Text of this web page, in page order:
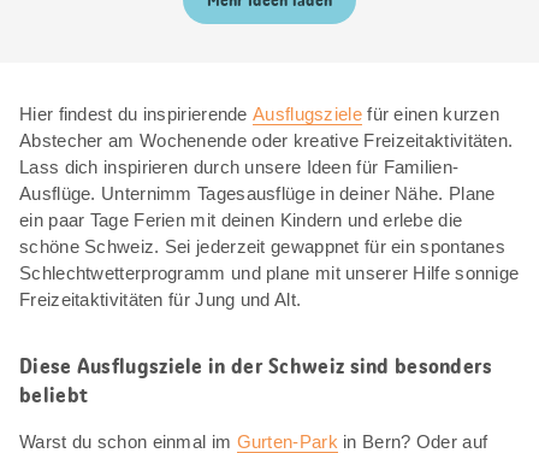
Hier findest du inspirierendeAusflugszielefür einen kurzen
Abstecher am Wochenende oder kreative Freizeitaktivitäten.
Lass dich inspirieren durch unsere Ideen für Familien-
Ausflüge. Unternimm Tagesausflüge in deiner Nähe. Plane
ein paar Tage Ferien mit deinen Kindern und erlebe die
schöne Schweiz. Sei jederzeit gewappnet für ein spontanes
Schlechtwetterprogramm und plane mit unserer Hilfe sonnige
Freizeitaktivitäten für Jung und Alt.
Diese Ausflugsziele in der Schweiz sind besonders
beliebt
Warst du schon einmal im Gurten-Park in Bern? Oder auf